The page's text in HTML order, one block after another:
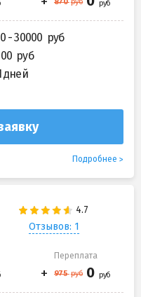
- 30000
дней
Подробнее
Отзывов: 1
Переплата